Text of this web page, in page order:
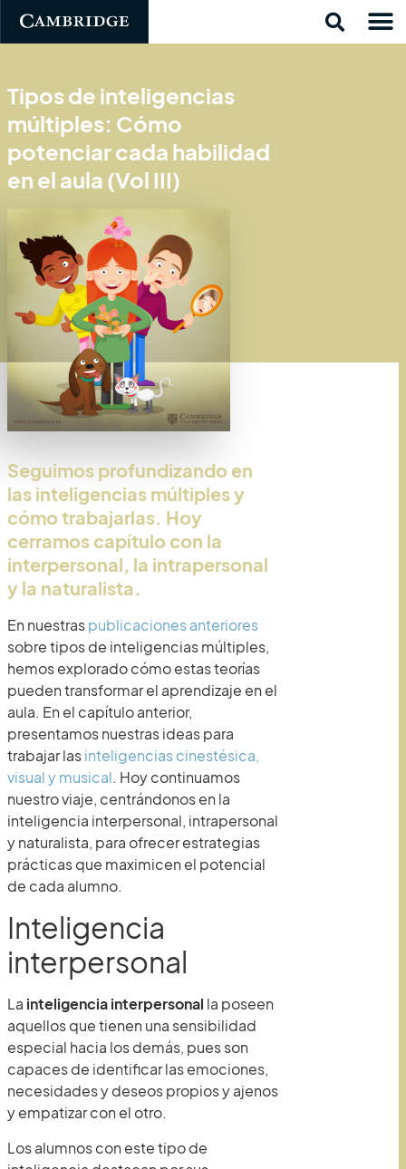
Tipos de inteligencias
múltiples: Cómo
potenciar cada habilidad
en el aula (Vol III)
Seguimos profundizando en
las inteligencias múltiples y
cómo trabajarlas. Hoy
cerramos capítulo con la
interpersonal, la intrapersonal
y la naturalista.
En nuestraspublicaciones anteriores
sobre tipos de inteligencias múltiples,
hemos explorado cómo estas teorías
pueden transformar el aprendizaje en el
aula. En el capítulo anterior,
presentamos nuestras ideas para
trabajar lasinteligencias cinestésica,
visual y musical. Hoy continuamos
nuestro viaje, centrándonos en la
inteligencia interpersonal, intrapersonal
y naturalista, para ofrecer estrategias
prácticas que maximicen el potencial
de cada alumno.
Inteligencia
interpersonal
La inteligencia interpersonal la poseen
aquellos que tienen una sensibilidad
especial hacia los demás, pues son
capaces de identificar las emociones,
necesidades y deseos propios y ajenos
y empatizar con el otro.
Los alumnos con este tipo de